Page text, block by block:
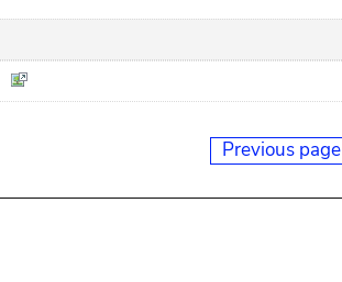
Previous page